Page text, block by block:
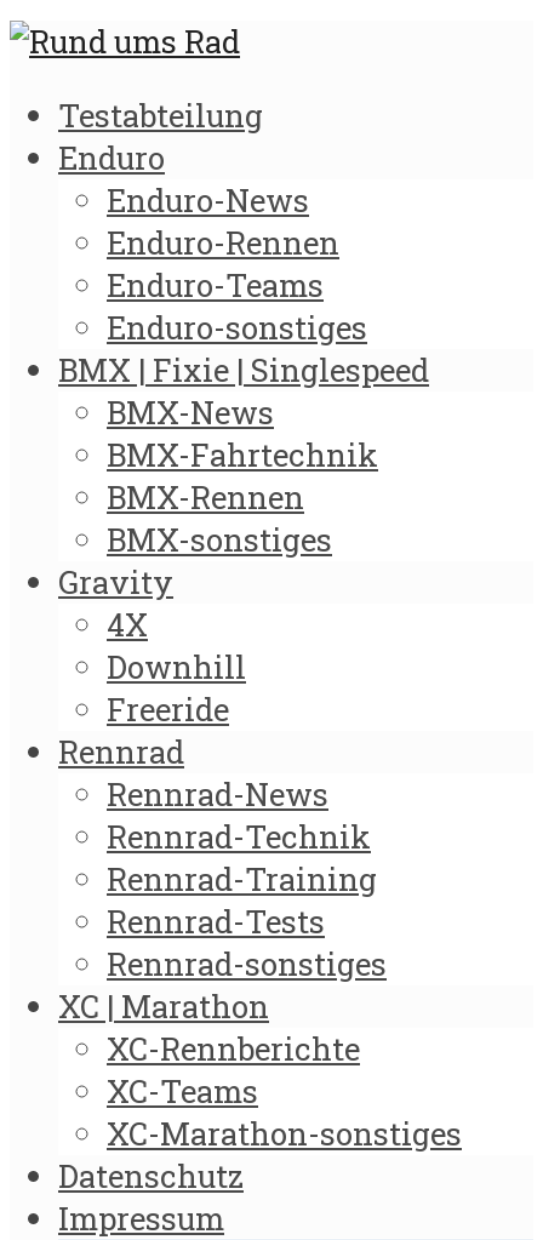
Testabteilung
Enduro
Enduro-News
Enduro-Rennen
Enduro-Teams
Enduro-sonstiges
BMX | Fixie | Singlespeed
BMX-News
BMX-Fahrtechnik
BMX-Rennen
BMX-sonstiges
Gravity
4X
Downhill
Freeride
Rennrad
Rennrad-News
Rennrad-Technik
Rennrad-Training
Rennrad-Tests
Rennrad-sonstiges
XC | Marathon
XC-Rennberichte
XC-Teams
XC-Marathon-sonstiges
Datenschutz
Impressum